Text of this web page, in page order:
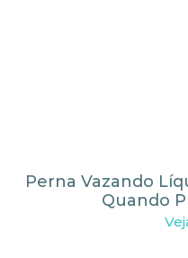
Perna Vazando
Quando